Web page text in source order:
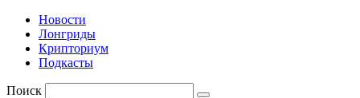
Новости
Лонгриды
Крипториум
Подкасты
Поиск